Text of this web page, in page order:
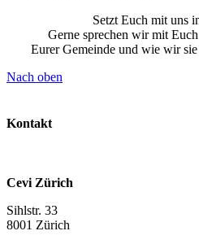
Setzt Euch mit uns
Gerne sprechen wir mit
Eurer Gemeinde und wie wir
Nach oben
Kontakt
Cevi Zürich
Sihlstr. 33
8001 Zürich